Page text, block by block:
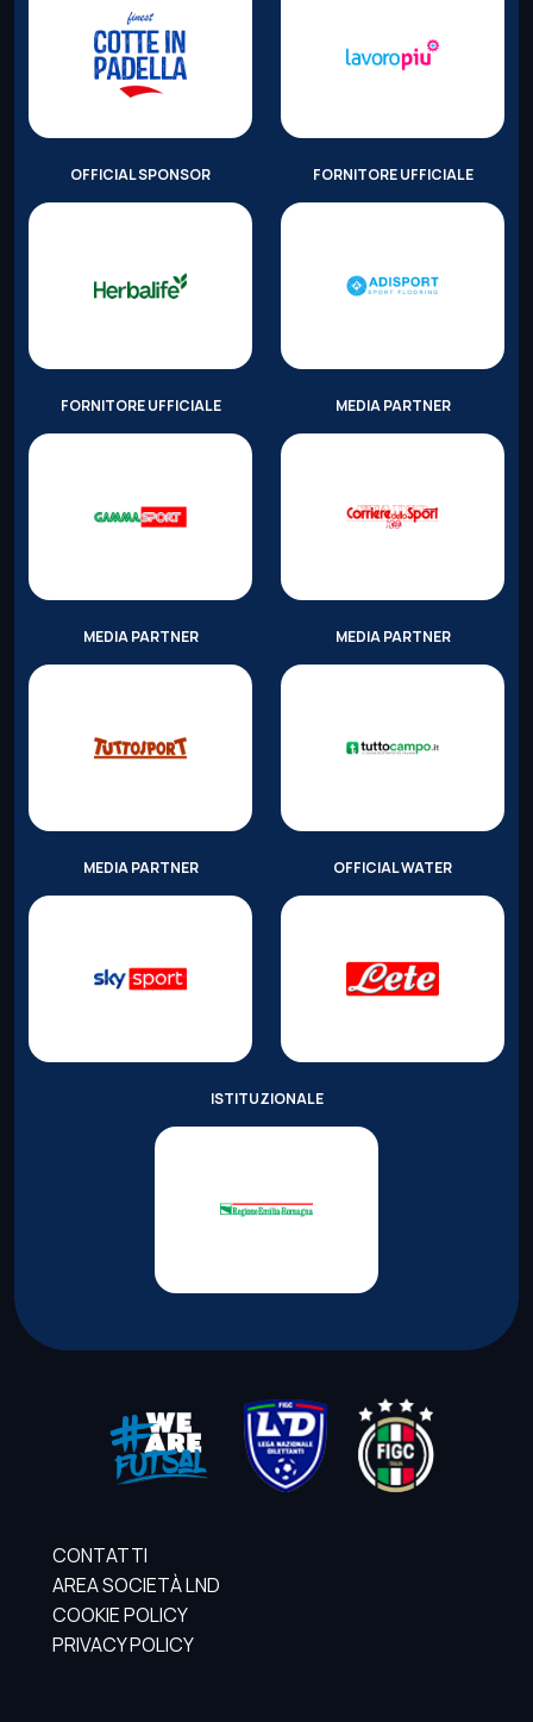
OFFICIAL SPONSOR FORNITORE UFFICIALE
FORNITORE UFFICIALE MEDIA PARTNER
MEDIA PARTNER MEDIA PARTNER
MEDIA PARTNER OFFICIAL WATER
ISTITUZIONALE
CONTATTI
AREA SOCIETÀ LND
COOKIE POLICY
PRIVACY POLICY